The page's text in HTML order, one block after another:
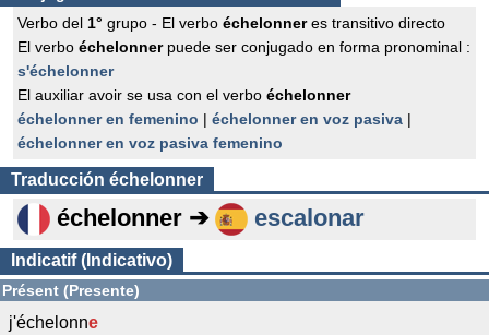
Verbo del 1° grupo - El verbo échelonneres transitivo directo
El verbo échelonnerpuede ser conjugado en forma pronominal :
s'échelonner
El auxiliar avoir se usa con el verbo échelonner
échelonner en femenino | échelonner en voz pasiva |
échelonner en voz pasiva femenino
Traducción échelonner
échelonner ➔ escalonar
Indicatif (Indicativo)
Présent (Presente)
j'échelonne